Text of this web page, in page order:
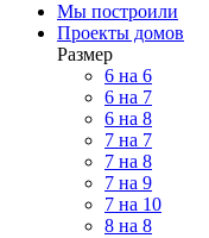
Мы построили
Проекты домов
Размер
6 на 6
6 на 7
6 на 8
7 на 7
7 на 8
7 на 9
7 на 10
8 на 8